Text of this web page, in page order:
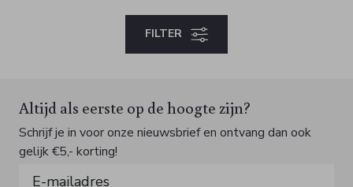
FILTER
Altijd als eerste op de hoogte zijn?
Schrijf je in voor onze nieuwsbrief en ontvang dan ook
gelijk €5,- korting!